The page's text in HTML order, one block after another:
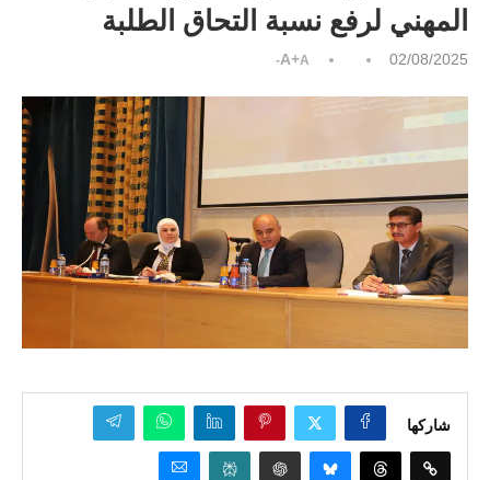
المهني لرفع نسبة التحاق الطلبة
02/08/2025
A+A-
شاركها